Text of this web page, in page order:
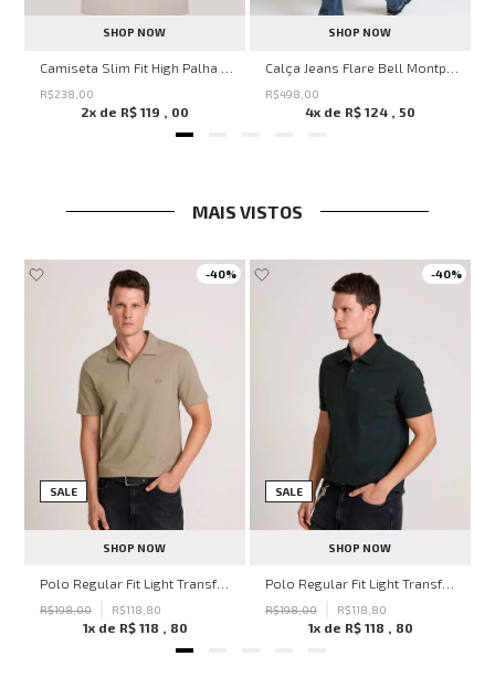
SHOP NOW
R$238 00
2x de R$ 119 , 00
SHOP NOW
R$498 00
4x de R$ 124 , 50
MAIS VISTOS
-40%
SALE
SHOP NOW
Polo Regular Fit Light Transfer Bege Médio John John Masculina
R$198,00 R$118 80
1x de R$ 118 80
-40%
SALE
SHOP NOW
Polo Regular Fit Light Transfer Verde Escuro John John Masculina
R$198,00 R$118 80
1x de R$ 118 80